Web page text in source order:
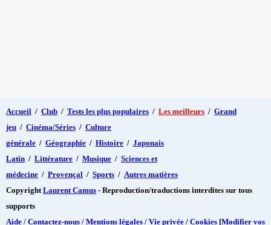
Accueil / Club / Tests les plus populaires / Les meilleurs / Grand
jeu / Cinéma/Séries / Culture
générale / Géographie / Histoire / Japonais
Latin / Littérature / Musique / Sciences et
médecine / Provençal / Sports / Autres matières
Copyright Laurent Camus - Reproduction/traductions interdites sur tous
supports
Aide / Contactez-nous / Mentions légales / Vie privée / Cookies [Modifier vos